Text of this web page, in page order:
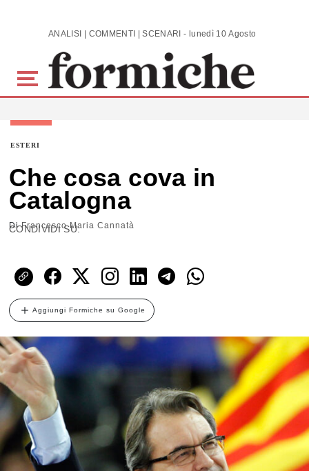
Skip to main content ANALISI | COMMENTI | SCENARI - lunedì 10 Agosto 2026
ESTERI
Che cosa cova in
Catalogna
DiFrancesco Maria Cannatà
CONDIVIDI SU:
Aggiungi Formiche su Google